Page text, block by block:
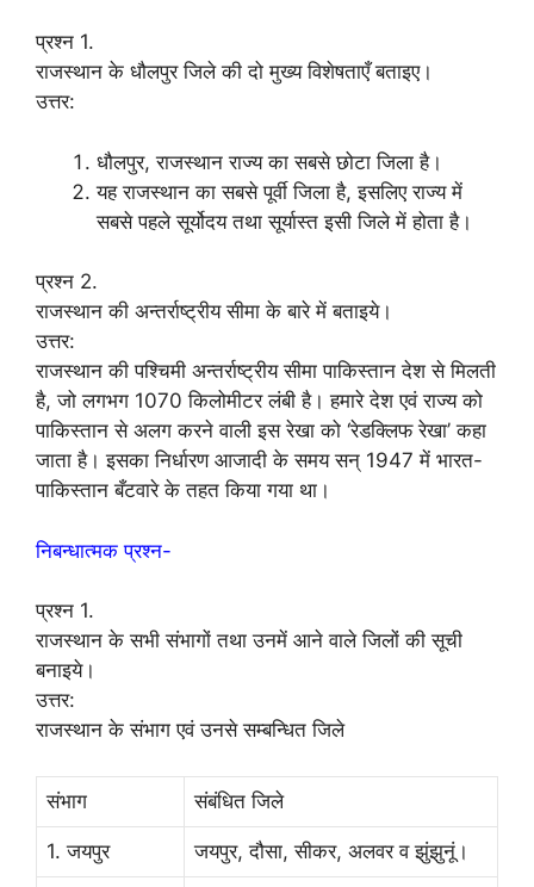
प्रश्न 1.
राजस्थान के धौलपुर जिले की दो मुख्य विशेषताएँ बताइए।
उत्तर:
धौलपुर, राजस्थान राज्य का सबसे छोटा जिला है।
यह राजस्थान का सबसे पूर्वी जिला है, इसलिए राज्य में
सबसे पहले सूर्योदय तथा सूर्यास्त इसी जिले में होता है।
प्रश्न 2.
राजस्थान की अन्तर्राष्ट्रीय सीमा के बारे में बताइये।
उत्तर:
राजस्थान की पश्चिमी अन्तर्राष्ट्रीय सीमा पाकिस्तान देश से मिलती
है, जो लगभग 1070 किलोमीटर लंबी है। हमारे देश एवं राज्य को
पाकिस्तान से अलग करने वाली इस रेखा को ‘रेडक्लिफ रेखा’ कहा
जाता है। इसका निर्धारण आजादी के समय सन् 1947 में भारत-
पाकिस्तान बँटवारे के तहत किया गया था।
निबन्धात्मक प्रश्न-
प्रश्न 1.
राजस्थान के सभी संभागों तथा उनमें आने वाले जिलों की सूची
बनाइये।
उत्तर:
राजस्थान के संभाग एवं उनसे सम्बन्धित जिले
संभाग संबंधित जिले
1. जयपुर जयपुर, दौसा, सीकर, अलवर व झुंझुनूं।